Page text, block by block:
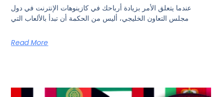
عندما يتعلق الأمر بزيادة أرباحك في كازينوهات الإنترنت في دول
مجلس التعاون الخليجي، أليس من الحكمة أن تبدأ بالألعاب التي
Read More